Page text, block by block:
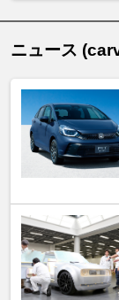
ニュース